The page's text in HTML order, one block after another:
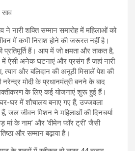
नारी शक्ति सम्मान समारोह में महिलाओं को
में कभी निराश होने की जरूरत नहीं है।
हैं। आप में जो क्षमता और ताकत है,
ऐसी अनेक घटनाएं और प्रसंग हैं जहां नारी
त्याग और बलिदान की अनूठी मिसालें पेश की
मोदी के प्रधानमंत्री बनने के बाद
के लिए कई योजनाएं शुरू हुई हैं।
घर में शौचालय बनाए गए हैं, उज्जवला
जल जीवन मिशन ने महिलाओं की दिनचर्या
मां के नाम’ और ‘वीमेन फॉर ट्री’ जैसी
और सम्मान बढ़ाया है।